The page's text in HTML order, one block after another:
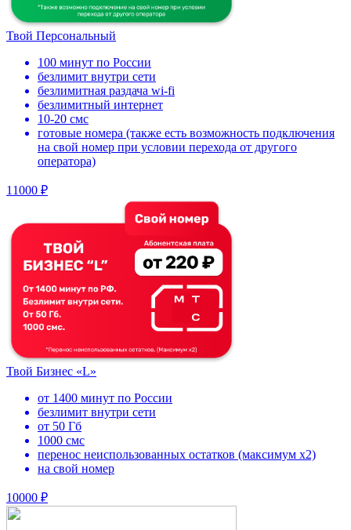
Твой Персональный
100 минут по России
безлимит внутри сети
безлимитная раздача wi-fi
безлимитный интернет
10-20 смс
готовые номера (также есть возможность подключения
на свой номер при условии перехода от другого
оператора)
11000 ₽
Твой Бизнес «L»
от 1400 минут по России
безлимит внутри сети
от 50 Гб
1000 смс
перенос неиспользованных остатков (максимум х2)
на свой номер
10000 ₽